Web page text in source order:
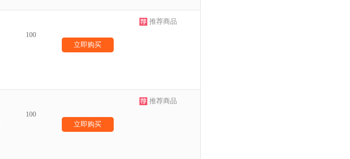
100
立即购买
推荐商品
100
立即购买
推荐商品